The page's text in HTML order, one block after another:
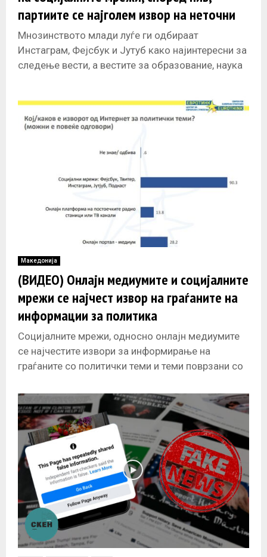
партиите се најголем извор на неточни
информации
Мнозинството млади луѓе ги одбираат
Инстаграм, Фејсбук и Јутуб како најинтересни за
следење вести, а вестите за образование, наука
Македонија
(ВИДЕО) Онлајн медиумите и социјалните
мрежи се најчест извор на граѓаните на
информации за политика
Социјалните мрежи, односно онлајн медиумите
се најчестите извори за информирање на
граѓаните со политички теми и теми поврзани со
истражувањето на